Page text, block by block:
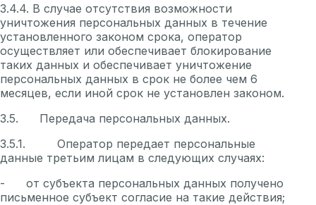
3.4.4. В случае отсутствия возможности
уничтожения персональных данных в течение
установленного законом срока, оператор
осуществляет или обеспечивает блокирование
таких данных и обеспечивает уничтожение
персональных данных в срок не более чем 6
месяцев, если иной срок не установлен законом.
3.5. Передача персональных данных.
3.5.1. Оператор передает персональные
данные третьим лицам в следующих случаях:
- от субъекта персональных данных получено
письменное субъект согласие на такие действия;